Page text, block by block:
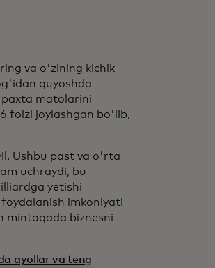
va o'zining kichik
quyoshda
matolarini
foizi joylashgan bo'lib,
Ushbu past va o'rta
uchraydi, bu
yetishi
imkoniyati
mintaqada biznesni
ayollar va teng